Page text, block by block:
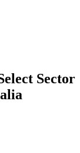
Sector